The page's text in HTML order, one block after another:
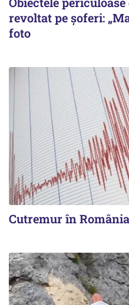
revoltat pe șoferi:
foto
Cutremur în